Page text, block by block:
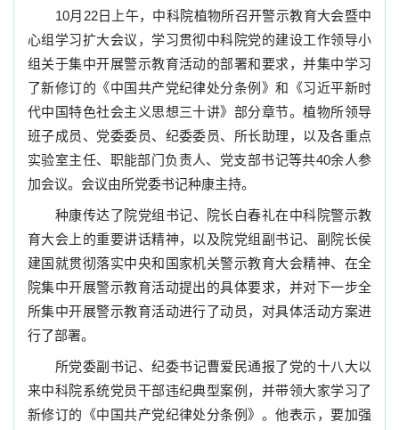
10月 22日上午，中科院植物所召开警示教育大会暨中
心组学习扩大会议，学习贯彻中科院党的建设工作领导小
组关于集中开展警示教育活动的部署和要求，并集中学习
了新修订的《中国共产党纪律处分条例》和《习近平新时
代中国特色社会主义思想三十讲》部分章节。植物所领导
班子成员、党委委员、纪委委员、所长助理，以及各重点
实验室主任、职能部门负责人、党支部书记等共40余人参
加会议。会议由所党委书记种康主持。
种康传达了院党组书记、院长白春礼在中科院警示教
育大会上的重要讲话精神，以及院党组副书记、副院长侯
建国就贯彻落实中央和国家机关警示教育大会精神、在全
院集中开展警示教育活动提出的具体要求，并对下一步全
所集中开展警示教育活动进行了动员，对具体活动方案进
行了部署。
所党委副书记、纪委书记曹爱民通报了党的十八大以
来中科院系统党员干部违纪典型案例，并带领大家学习了
新修订的《中国共产党纪律处分条例》。他表示，要加强